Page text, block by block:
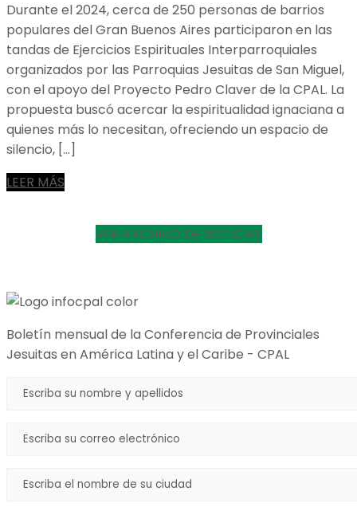
Durante el 2024, cerca de 250 personas de barrios
populares del Gran Buenos Aires participaron en las
tandas de Ejercicios Espirituales Interparroquiales
organizados por las Parroquias Jesuitas de San Miguel,
con el apoyo del Proyecto Pedro Claver de la CPAL. La
propuesta buscó acercar la espiritualidad ignaciana a
quienes más lo necesitan, ofreciendo un espacio de
silencio, […]
LEER MÁS
VER ARCHIVO DE NOTICIAS
Boletín mensual de la Conferencia de Provinciales
Jesuitas en América Latina y el Caribe - CPAL